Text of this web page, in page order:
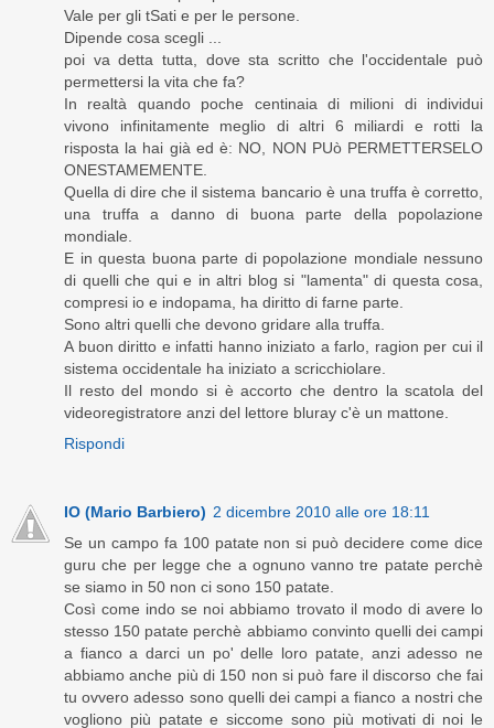
Vale per gli tSati e per le persone.
Dipende cosa scegli ...
poi va detta tutta, dove sta scritto che l'occidentale può
permettersi la vita che fa?
In realtà quando poche centinaia di milioni di individui
vivono infinitamente meglio di altri 6 miliardi e rotti la
risposta la hai già ed è: NO, NON PUò PERMETTERSELO
ONESTAMEMENTE.
Quella di dire che il sistema bancario è una truffa è corretto,
una truffa a danno di buona parte della popolazione
mondiale.
E in questa buona parte di popolazione mondiale nessuno
di quelli che qui e in altri blog si "lamenta" di questa cosa,
compresi io e indopama, ha diritto di farne parte.
Sono altri quelli che devono gridare alla truffa.
A buon diritto e infatti hanno iniziato a farlo, ragion per cui il
sistema occidentale ha iniziato a scricchiolare.
Il resto del mondo si è accorto che dentro la scatola del
videoregistratore anzi del lettore bluray c'è un mattone.
Rispondi
IO (Mario Barbiero) 2 dicembre 2010 alle ore 18:11
Se un campo fa 100 patate non si può decidere come dice
guru che per legge che a ognuno vanno tre patate perchè
se siamo in 50 non ci sono 150 patate.
Così come indo se noi abbiamo trovato il modo di avere lo
stesso 150 patate perchè abbiamo convinto quelli dei campi
a fianco a darci un po' delle loro patate, anzi adesso ne
abbiamo anche più di 150 non si può fare il discorso che fai
tu ovvero adesso sono quelli dei campi a fianco a nostri che
vogliono più patate e siccome sono più motivati di noi le